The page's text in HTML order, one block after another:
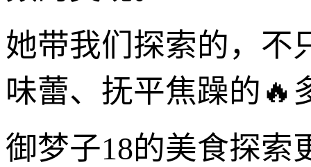
她带我们探索的，不
味蕾、抚平焦躁的🔥
御梦子18的美食探索